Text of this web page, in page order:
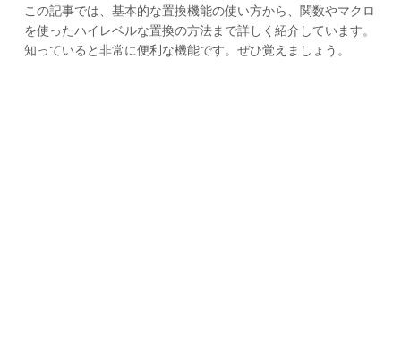
この記事では、基本的な置換機能の使い方から、関数やマクロ
を使ったハイレベルな置換の方法まで詳しく紹介しています。
知っていると非常に便利な機能です。ぜひ覚えましょう。